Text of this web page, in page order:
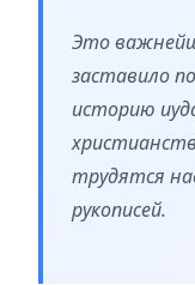
Это
заставило
историю
трудятся
рукописей.